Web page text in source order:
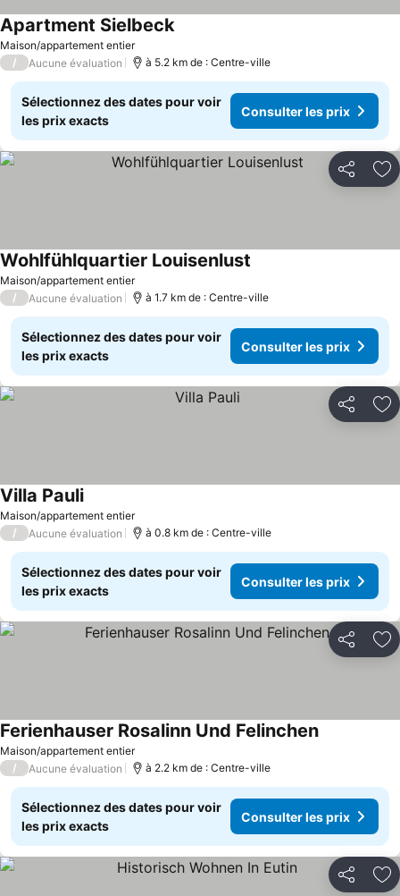
Maison/appartement entier
Apartment Sielbeck
/ Aucune évaluation à 5.2 km de : Centre-ville
Sélectionnez des dates pour voir
les prix exacts
Consulter les prix
Partager
Maison/appartement entier
Wohlfühlquartier Louisenlust
/ Aucune évaluation à 1.7 km de : Centre-ville
Sélectionnez des dates pour voir
les prix exacts
Consulter les prix
Partager
Maison/appartement entier
Villa Pauli
/ Aucune évaluation à 0.8 km de : Centre-ville
Sélectionnez des dates pour voir
les prix exacts
Consulter les prix
Partager
Maison/appartement entier
Ferienhauser Rosalinn Und Felinchen
/ Aucune évaluation à 2.2 km de : Centre-ville
Sélectionnez des dates pour voir
les prix exacts
Consulter les prix
Partager